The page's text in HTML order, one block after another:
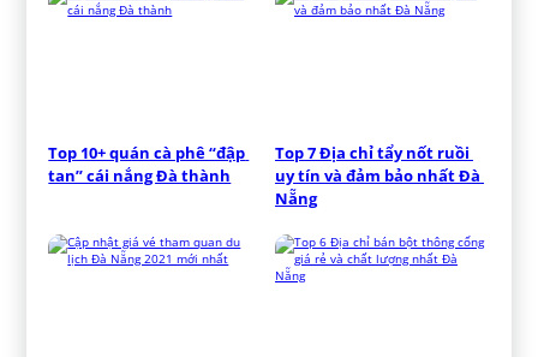
Top 10+ quán cà phê “đập
tan” cái nắng Đà thành
Top 7 Địa chỉ tẩy nốt ruồi
uy tín và đảm bảo nhất Đà
Nẵng